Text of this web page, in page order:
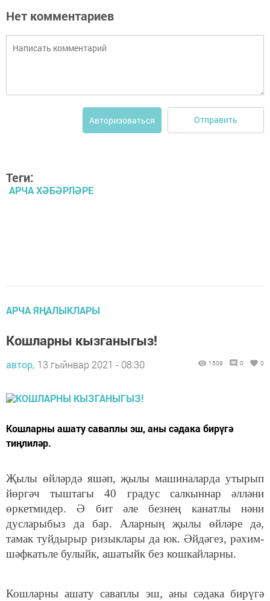
Нет комментариев
Авторизоваться Отправить
Теги:
АРЧА ХӘБӘРЛӘРЕ
АРЧА ЯҢАЛЫКЛАРЫ
Кошларны кызганыгыз!
автор, 13 гыйнвар 2021 - 08:30 1509 0 0
Кошларны ашату саваплы эш, аны сәдака бирүгә
тиңлиләр.
Җылы өйләрдә яшәп, җылы машиналарда утырып
йөргәч тыштагы 40 градус салкыннар әлләни
өркетмидер. Ә бит әле безнең канатлы нәни
дусларыбыз да бар. Аларның җылы өйләре дә,
тамак туйдырыр ризыклары да юк. Әйдәгез, рәхим-
шәфкатьле булыйк, ашатыйк без кошкайларны.
Кошларны ашату саваплы эш, аны сәдака бирүгә